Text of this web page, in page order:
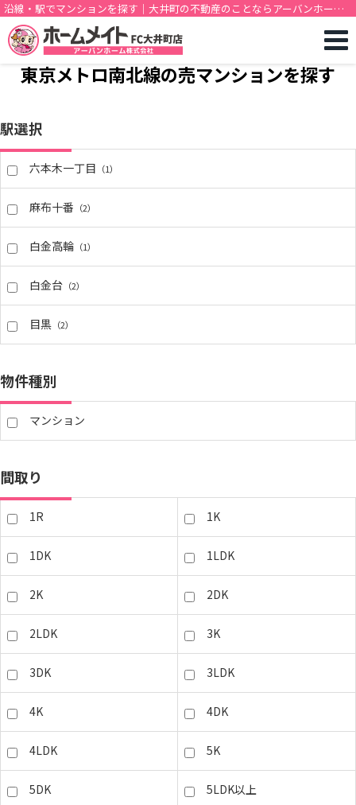
沿線・駅でマンションを探す｜大井町の不動産のことならアーバンホーム
株式会社
東京メトロ南北線の売マンションを探す
駅選択
六本木一丁目 （1）
麻布十番 （2）
白金高輪 （1）
白金台 （2）
目黒 （2）
物件種別
マンション
間取り
1R 1K
1DK 1LDK
2K 2DK
2LDK 3K
3DK 3LDK
4K 4DK
4LDK 5K
5DK 5LDK以上